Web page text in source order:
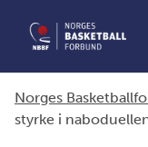
Norges
styrke i